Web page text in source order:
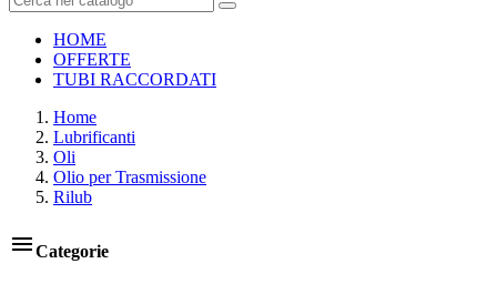
HOME
OFFERTE
TUBI RACCORDATI
Home
Lubrificanti
Oli
Olio per Trasmissione
Rilub
Categorie